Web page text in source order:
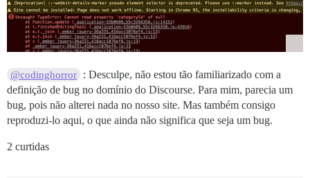
@codinghorror
: Desculpe, não estou tão familiarizado com a
definição de bug no domínio do Discourse. Para mim, parecia um
bug, pois não alterei nada no nosso site. Mas também consigo
reproduzi-lo aqui, o que ainda não significa que seja um bug.
2 curtidas